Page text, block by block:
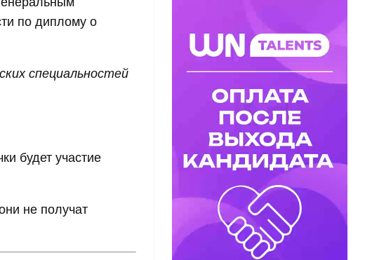
по диплому о
специальностей
будет участие
не получат